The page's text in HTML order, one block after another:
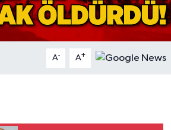
A- A+